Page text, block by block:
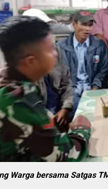
Warga bersama Satgas